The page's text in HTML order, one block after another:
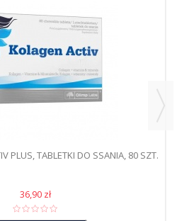
PLUS, TABLETKI DO SSANIA, 80 SZT.
36,90 zł